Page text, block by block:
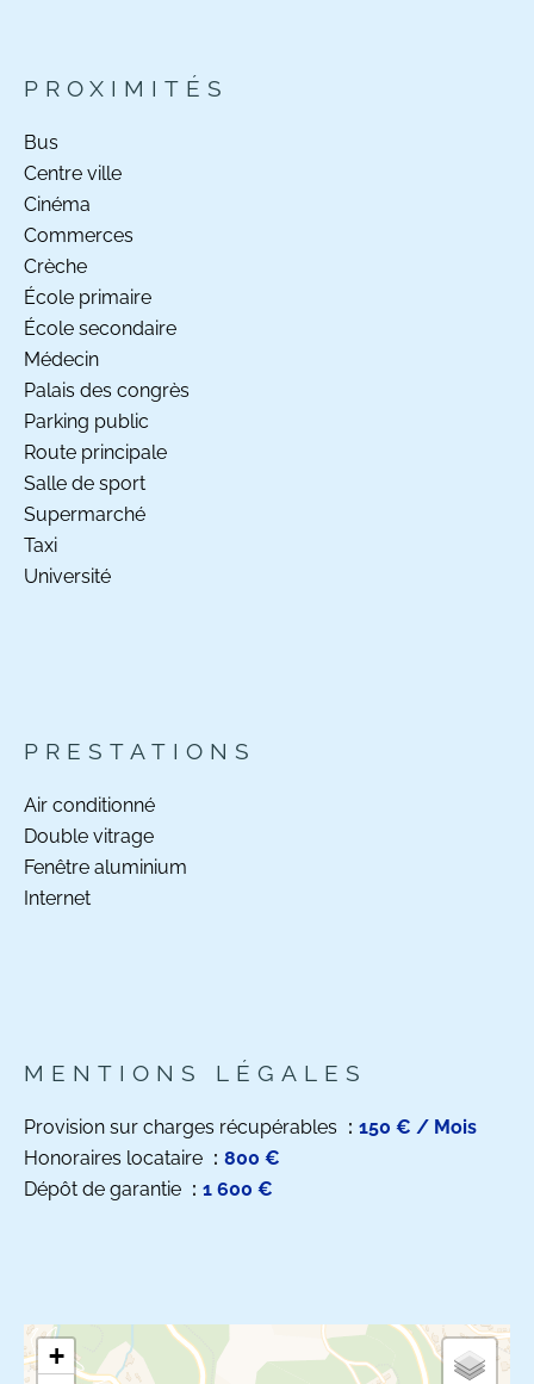
PROXIMITÉS
Bus
Centre ville
Cinéma
Commerces
Crèche
École primaire
École secondaire
Médecin
Palais des congrès
Parking public
Route principale
Salle de sport
Supermarché
Taxi
Université
PRESTATIONS
Air conditionné
Double vitrage
Fenêtre aluminium
Internet
MENTIONS LÉGALES
Provision sur charges récupérables
150 € / Mois
Honoraires locataire
800 €
Dépôt de garantie
1 600 €
+